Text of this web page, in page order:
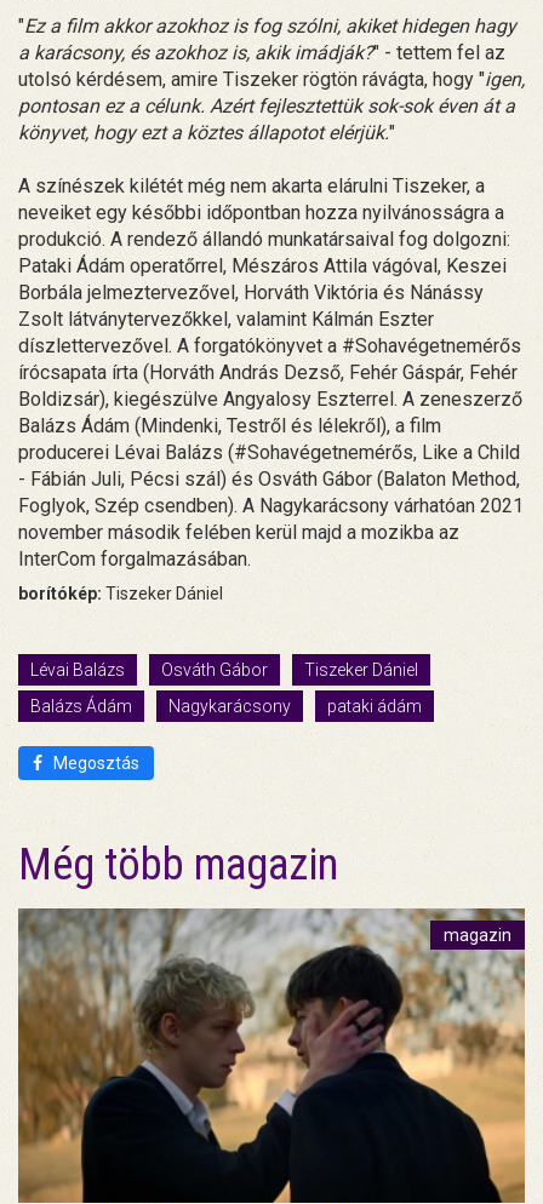
"Ez a film akkor azokhoz is fog szólni, akiket hidegen hagy
a karácsony, és azokhoz is, akik imádják?" - tettem fel az
utolsó kérdésem, amire Tiszeker rögtön rávágta, hogy "igen,
pontosan ez a célunk. Azért fejlesztettük sok-sok éven át a
könyvet, hogy ezt a köztes állapotot elérjük."
A színészek kilétét még nem akarta elárulni Tiszeker, a
neveiket egy későbbi időpontban hozza nyilvánosságra a
produkció. A rendező állandó munkatársaival fog dolgozni:
Pataki Ádám operatőrrel, Mészáros Attila vágóval, Keszei
Borbála jelmeztervezővel, Horváth Viktória és Nánássy
Zsolt látványtervezőkkel, valamint Kálmán Eszter
díszlettervezővel. A forgatókönyvet a #Sohavégetnemérős
írócsapata írta (Horváth András Dezső, Fehér Gáspár, Fehér
Boldizsár), kiegészülve Angyalosy Eszterrel. A zeneszerző
Balázs Ádám (Mindenki, Testről és lélekről), a film
producerei Lévai Balázs (#Sohavégetnemérős, Like a Child
- Fábián Juli, Pécsi szál) és Osváth Gábor (Balaton Method,
Foglyok, Szép csendben). A Nagykarácsony várhatóan 2021
november második felében kerül majd a mozikba az
InterCom forgalmazásában.
borítókép: Tiszeker Dániel
Lévai Balázs Osváth Gábor
Tiszeker Dániel
Balázs Ádám
Nagykarácsony pataki ádám
Megosztás
Még több magazin
magazin